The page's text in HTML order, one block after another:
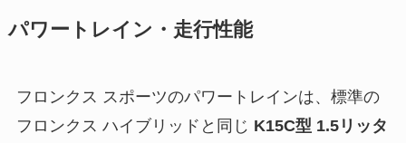
パワートレイン・走行性能
フロンクス スポーツのパワートレインは、標準の
フロンクス ハイブリッドと同じ K15C型 1.5リッタ